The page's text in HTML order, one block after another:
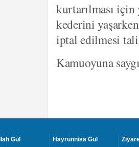
kurtarılması için
kederini
iptal edilmesi
Kamuoyuna
Gül Hayrünnisa Gül